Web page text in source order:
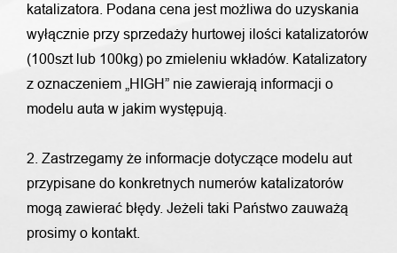
katalizatora. Podana cena jest możliwa do uzyskania
wyłącznie przy sprzedaży hurtowej ilości katalizatorów
(100szt lub 100kg) po zmieleniu wkładów. Katalizatory
z oznaczeniem „HIGH” nie zawierają informacji o
modelu auta w jakim występują.
2. Zastrzegamy że informacje dotyczące modelu aut
przypisane do konkretnych numerów katalizatorów
mogą zawierać błędy. Jeżeli taki Państwo zauważą
prosimy o kontakt.